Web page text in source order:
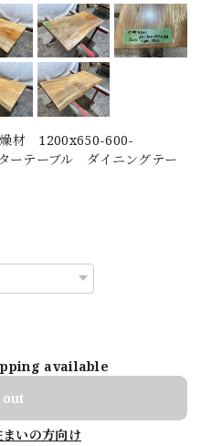
材 1200x650-600-
ーテーブル ダイニングテー
available
out
いの方向け